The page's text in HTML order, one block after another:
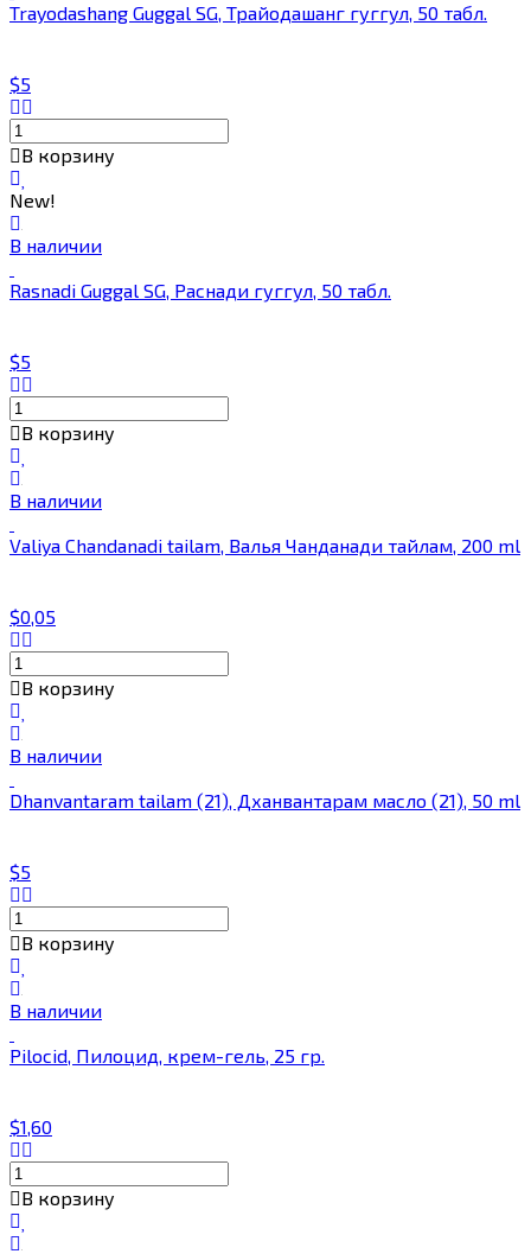
Trayodashang Guggal SG, Трайодашанг гуггул, 50 табл.
$5
В корзину
New!
В наличии
Rasnadi Guggal SG, Раснади гуггул, 50 табл.
$5
В корзину
В наличии
Valiya Chandanadi tailam, Валья Чанданади тайлам, 200 ml
$0,05
В корзину
В наличии
Dhanvantaram tailam (21), Дханвантарам масло (21), 50 ml
$5
В корзину
В наличии
Pilocid, Пилоцид, крем-гель, 25 гр.
$1,60
В корзину